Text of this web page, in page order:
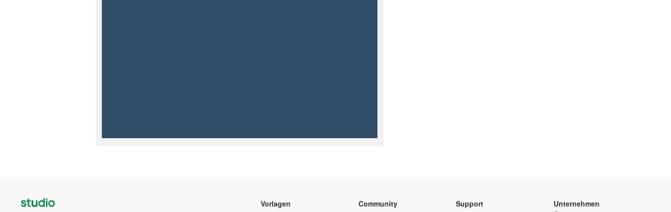
Vorlagen
Community
Support
Unternehmen